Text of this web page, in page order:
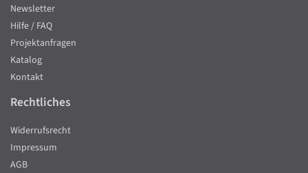
Newsletter
Hilfe / FAQ
Projektanfragen
Katalog
Kontakt
Rechtliches
Widerrufsrecht
Impressum
AGB